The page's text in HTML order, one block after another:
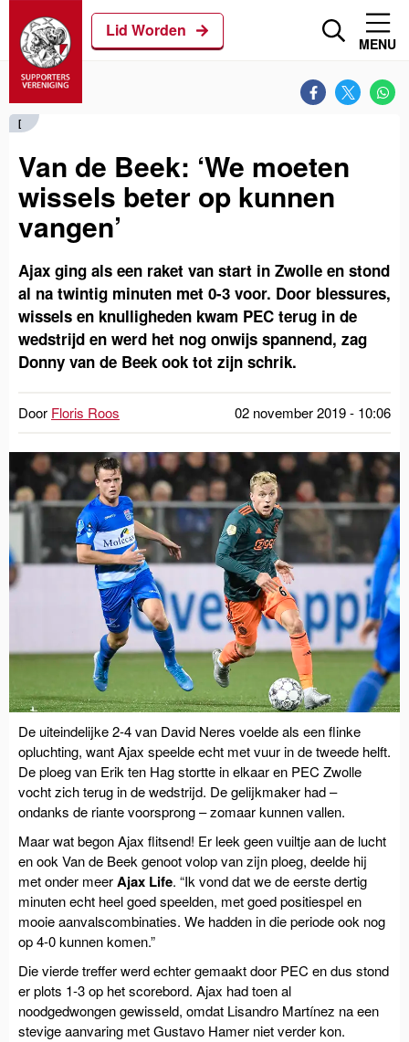
Lid Worden
MENU
[
Van de Beek: ‘We moeten
wissels beter op kunnen
vangen’
Ajax ging als een raket van start in Zwolle en stond
al na twintig minuten met 0-3 voor. Door blessures,
wissels en knulligheden kwam PEC terug in de
wedstrijd en werd het nog onwijs spannend, zag
Donny van de Beek ook tot zijn schrik.
Door Floris Roos 02 november 2019 - 10:06
De uiteindelijke 2-4 van David Neres voelde als een flinke
opluchting, want Ajax speelde echt met vuur in de tweede helft.
De ploeg van Erik ten Hag stortte in elkaar en PEC Zwolle
vocht zich terug in de wedstrijd. De gelijkmaker had –
ondanks de riante voorsprong – zomaar kunnen vallen.
Maar wat begon Ajax flitsend! Er leek geen vuiltje aan de lucht
en ook Van de Beek genoot volop van zijn ploeg, deelde hij
met onder meerAjax Life. “Ik vond dat we de eerste dertig
minuten echt heel goed speelden, met goed positiespel en
mooie aanvalscombinaties. We hadden in die periode ook nog
op 4-0 kunnen komen.”
Die vierde treffer werd echter gemaakt door PEC en dus stond
er plots 1-3 op het scorebord. Ajax had toen al
noodgedwongen gewisseld, omdat Lisandro Martínez na een
stevige aanvaring met Gustavo Hamer niet verder kon.